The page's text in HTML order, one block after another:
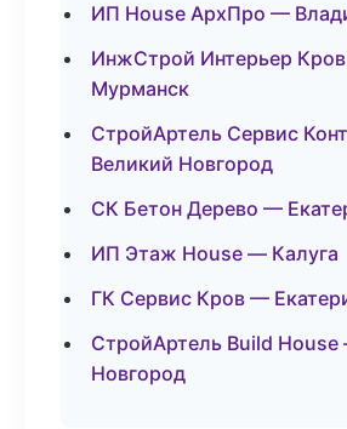
ИП House АрхПро —
ИнжСтрой Интерьер
Мурманск
СтройАртель Сервис
Великий Новгород
СК Бетон Дерево —
ИП Этаж House — Калуга
ГК Сервис Кров —
СтройАртель Build
Новгород